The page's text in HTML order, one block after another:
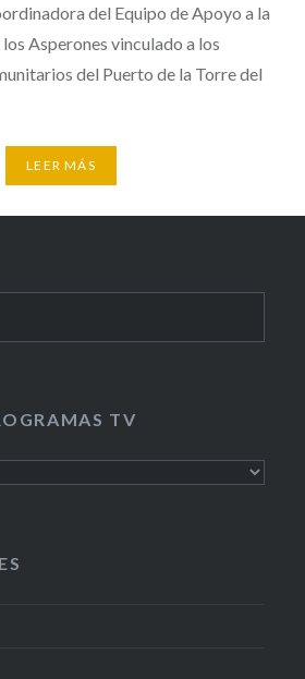
del Equipo de Apoyo a la
Asperones vinculado a los
del Puerto de la Torre del
LEER MÁS
TV